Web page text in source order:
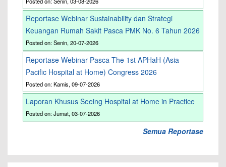
Reportase Webinar Sustainability dan Strategi
Keuangan Rumah Sakit Pasca PMK No. 6 Tahun 2026
Posted on: Senin, 20-07-2026
Reportase Webinar Pasca The 1st APHaH (Asia
Pacific Hospital at Home) Congress 2026
Posted on: Kamis, 09-07-2026
Laporan Khusus Seeing Hospital at Home in Practice
Posted on: Jumat, 03-07-2026
Semua Reportase